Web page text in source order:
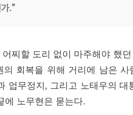
.”
찌할 도리 없이 마주해야 했
의 회복을 위해 거리에 남은 사
업무정지, 그리고 노태우의
에 노무현은 묻는다.